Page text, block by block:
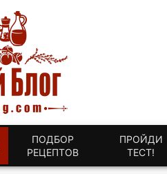
ПОДБОР
РЕЦЕПТОВ
ПРОЙДИ
ТЕСТ!